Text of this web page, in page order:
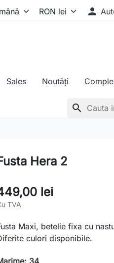

Sales Noutăți
search
Hera 2
lei
TVA
Maxi, betelie fixa cu
culori disponibile.
34